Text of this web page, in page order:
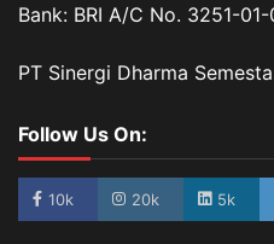
Bank: BRI A/C No. 3251-
PT Sinergi Dharma
Follow Us On:
10k 20k 5k